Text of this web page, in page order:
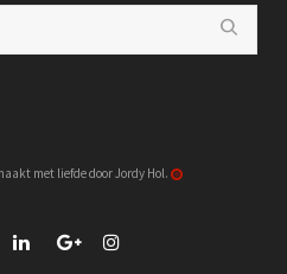
met liefde door Jordy Hol.